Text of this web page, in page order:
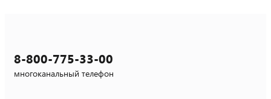
8-800-775-33-00
многоканальный телефон